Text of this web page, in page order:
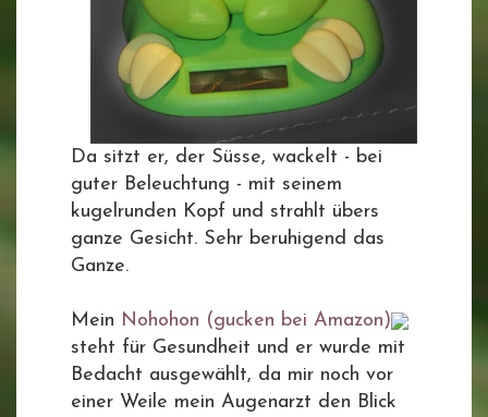
Da sitzt er, der Süsse, wackelt - bei
guter Beleuchtung - mit seinem
kugelrunden Kopf und strahlt übers
ganze Gesicht. Sehr beruhigend das
Ganze.
Mein Nohohon (gucken bei Amazon)
steht für Gesundheit und er wurde mit
Bedacht ausgewählt, da mir noch vor
einer Weile mein Augenarzt den Blick